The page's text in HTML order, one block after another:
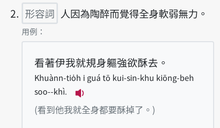
形容詞 人因為陶醉而覺得全身軟弱無力。
第2項釋義的
用例：
看著伊我就規身軀強欲酥去。
Khuànn-tio̍h i guá tō kui-sin-khu kiōng-beh
soo--khì.
播放例句Khuànn-tio̍h i guá
(看到他我就全身都要酥掉了。)